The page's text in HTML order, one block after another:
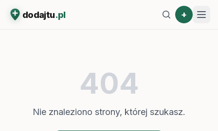
dodajtu.pl +
404
Nie znaleziono strony, której szukasz.